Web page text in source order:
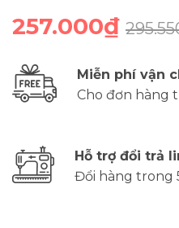
257.000₫
Miễn phí vận
Cho đơn hàng
Hỗ trợ đổi trả
Đổi hàng trong